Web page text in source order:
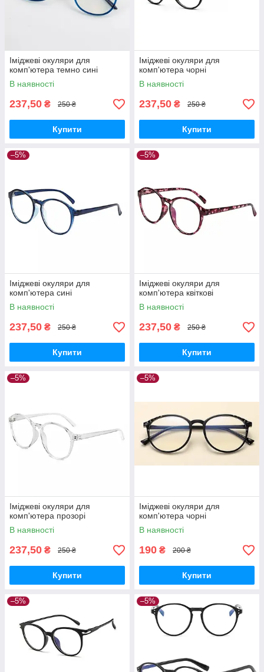
Іміджеві окуляри для
комп'ютера темно сині
В наявності
237,50 ₴ 250 ₴
Купити
Іміджеві окуляри для
комп'ютера чорні
В наявності
237,50 ₴ 250 ₴
Купити
–5%
Іміджеві окуляри для
комп'ютера сині
В наявності
237,50 ₴ 250 ₴
Купити
–5%
Іміджеві окуляри для
комп'ютера квіткові
В наявності
237,50 ₴ 250 ₴
Купити
–5%
Іміджеві окуляри для
комп'ютера прозорі
В наявності
237,50 ₴ 250 ₴
Купити
–5%
Іміджеві окуляри для
комп'ютера чорні
В наявності
190 ₴ 200 ₴
Купити
–5% –5%